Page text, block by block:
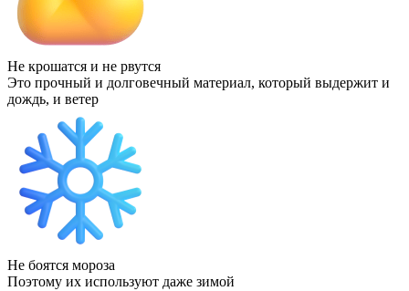
Не крошатся и не рвутся
Это прочный и долговечный материал, который выдержит и
дождь, и ветер
Не боятся мороза
Поэтому их используют даже зимой